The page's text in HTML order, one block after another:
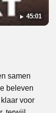
45:01
samen
beleven
voor